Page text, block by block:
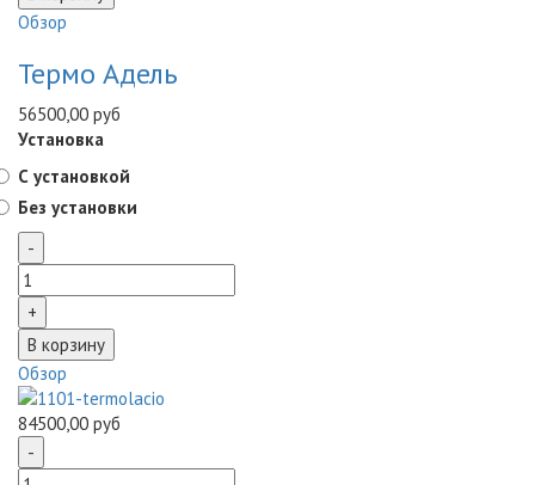
Обзор
Термо Адель
56500,00 руб
Установка
С установкой
Без установки
Обзор
84500,00 руб